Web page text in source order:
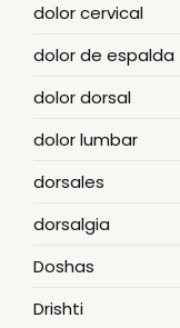
dolor cervical
dolor de espalda
dolor dorsal
dolor lumbar
dorsales
dorsalgia
Doshas
Drishti